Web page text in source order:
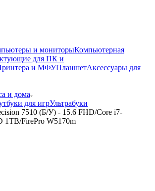
и мониторыКомпьютерная
для ПК и
и МФУПланшетАксессуары для
и дома
для игрУльтрабуки
7510 (Б/У) - 15.6 FHD/Core i7-
1TB/FirePro W5170m